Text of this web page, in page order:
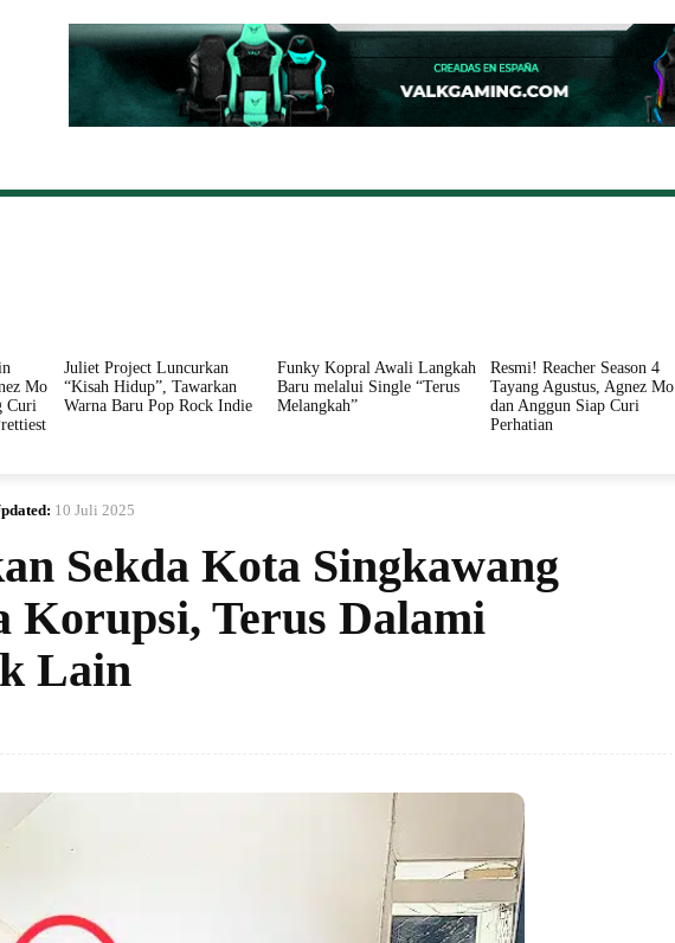
Mo
Curi
Juliet Project Luncurkan
“Kisah Hidup”, Tawarkan
Warna Baru Pop Rock Indie
Funky Kopral Awali Langkah
Baru melalui Single “Terus
Melangkah”
Resmi! Reacher Season 4
Tayang Agustus, Agnez Mo
dan Anggun Siap Curi
Perhatian
10 Juli 2025
Sekda Kota Singkawang
Korupsi, Terus Dalami
Lain